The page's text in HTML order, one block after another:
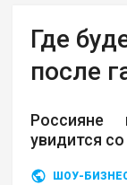
Где
после
Россияне
увидится
ШОУ-